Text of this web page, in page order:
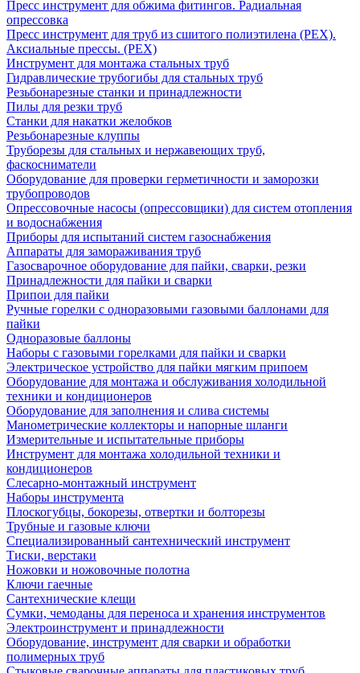
Пресс инструмент для обжима фитингов. Радиальная
опрессовка
Пресс инструмент для труб из сшитого полиэтилена (PEX).
Аксиальные прессы. (PEX)
Инструмент для монтажа стальных труб
Гидравлические трубогибы для стальных труб
Резьбонарезные станки и принадлежности
Пилы для резки труб
Станки для накатки желобков
Резьбонарезные клуппы
Труборезы для стальных и нержавеющих труб,
фаскосниматели
Оборудование для проверки герметичности и заморозки
трубопроводов
Опрессовочные насосы (опрессовщики) для систем отопления
и водоснабжения
Приборы для испытаний систем газоснабжения
Аппараты для замораживания труб
Газосварочное оборудование для пайки, сварки, резки
Принадлежности для пайки и сварки
Припои для пайки
Ручные горелки с одноразовыми газовыми баллонами для
пайки
Одноразовые баллоны
Наборы с газовыми горелками для пайки и сварки
Электрическое устройство для пайки мягким припоем
Оборудование для монтажа и обслуживания холодильной
техники и кондиционеров
Оборудование для заполнения и слива системы
Манометрические коллекторы и напорные шланги
Измерительные и испытательные приборы
Инструмент для монтажа холодильной техники и
кондиционеров
Слесарно-монтажный инструмент
Наборы инструмента
Плоскогубцы, бокорезы, отвертки и болторезы
Трубные и газовые ключи
Специализированный сантехнический инструмент
Тиски, верстаки
Ножовки и ножовочные полотна
Ключи гаечные
Сантехнические клещи
Сумки, чемоданы для переноса и хранения инструментов
Электроинструмент и принадлежности
Оборудование, инструмент для сварки и обработки
полимерных труб